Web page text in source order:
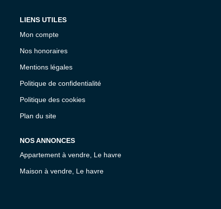
LIENS UTILES
Mon compte
Nos honoraires
Mentions légales
Politique de confidentialité
Politique des cookies
Plan du site
NOS ANNONCES
Appartement à vendre, Le havre
Maison à vendre, Le havre